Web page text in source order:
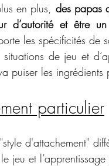
en plus, des papas
d’autorité et être
les spécificités de
de jeu et
puiser les ingrédients
particulier
d'attachement"
jeu et